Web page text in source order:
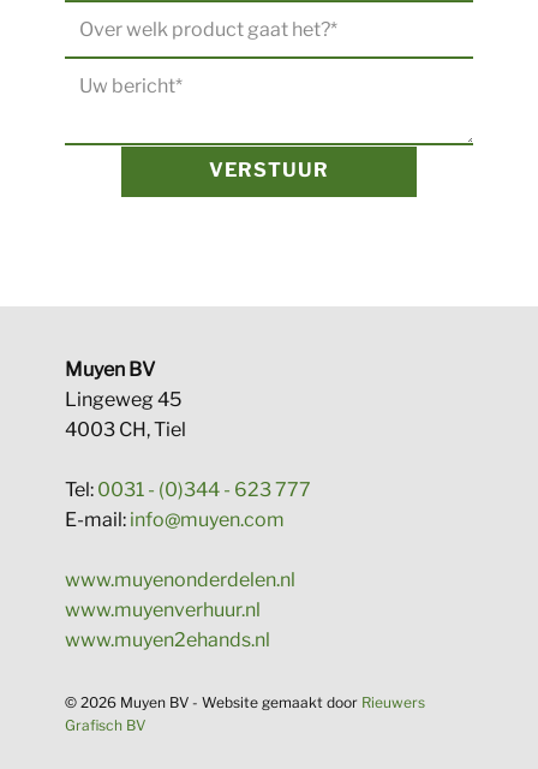
VERSTUUR
Muyen BV
Lingeweg 45
4003 CH, Tiel
Tel: 0031 - (0)344 - 623 777
E-mail: info@muyen.com
www.muyenonderdelen.nl
www.muyenverhuur.nl
www.muyen2ehands.nl
© 2026 Muyen BV - Website gema​akt door Rieuwers
Grafisch BV